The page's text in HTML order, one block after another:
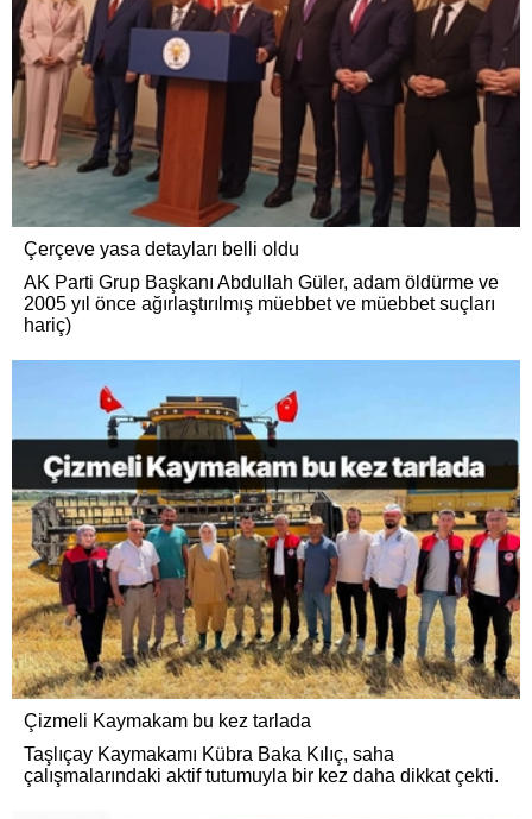
Çerçeve yasa detayları belli oldu
AK Parti Grup Başkanı Abdullah Güler, adam öldürme ve
2005 yıl önce ağırlaştırılmış müebbet ve müebbet suçları
hariç)
Çizmeli Kaymakam bu kez tarlada
Taşlıçay Kaymakamı Kübra Baka Kılıç, saha
çalışmalarındaki aktif tutumuyla bir kez daha dikkat çekti.